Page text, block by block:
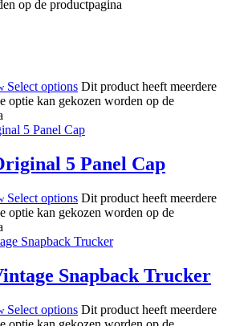
op de productpagina
Select options Dit product heeft meerdere
optie kan gekozen worden op de
5 Panel Cap
Select options Dit product heeft meerdere
optie kan gekozen worden op de
Snapback Trucker
Select options Dit product heeft meerdere